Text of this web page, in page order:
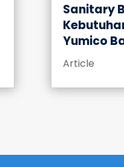
Sanitary
Yumico
Article